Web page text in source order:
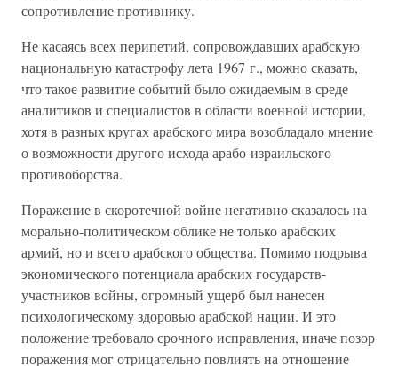
сопротивление противнику.
Не касаясь всех перипетий, сопровождавших арабскую
национальную катастрофу лета 1967 г., можно сказать,
что такое развитие событий было ожидаемым в среде
аналитиков и специалистов в области военной истории,
хотя в разных кругах арабского мира возобладало мнение
о возможности другого исхода арабо-израильского
противоборства.
Поражение в скоротечной войне негативно сказалось на
морально-политическом облике не только арабских
армий, но и всего арабского общества. Помимо подрыва
экономического потенциала арабских государств-
участников войны, огромный ущерб был нанесен
психологическому здоровью арабской нации. И это
положение требовало срочного исправления, иначе позор
поражения мог отрицательно повлиять на отношение